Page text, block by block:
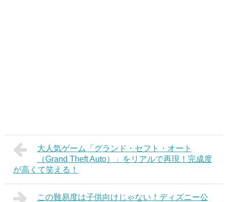
大人気ゲーム「グランド・セフト・オート
（Grand Theft Auto）」をリアルで再現！完成度
が高くて笑える！
この難易度は子供向けじゃない！ディズニー公